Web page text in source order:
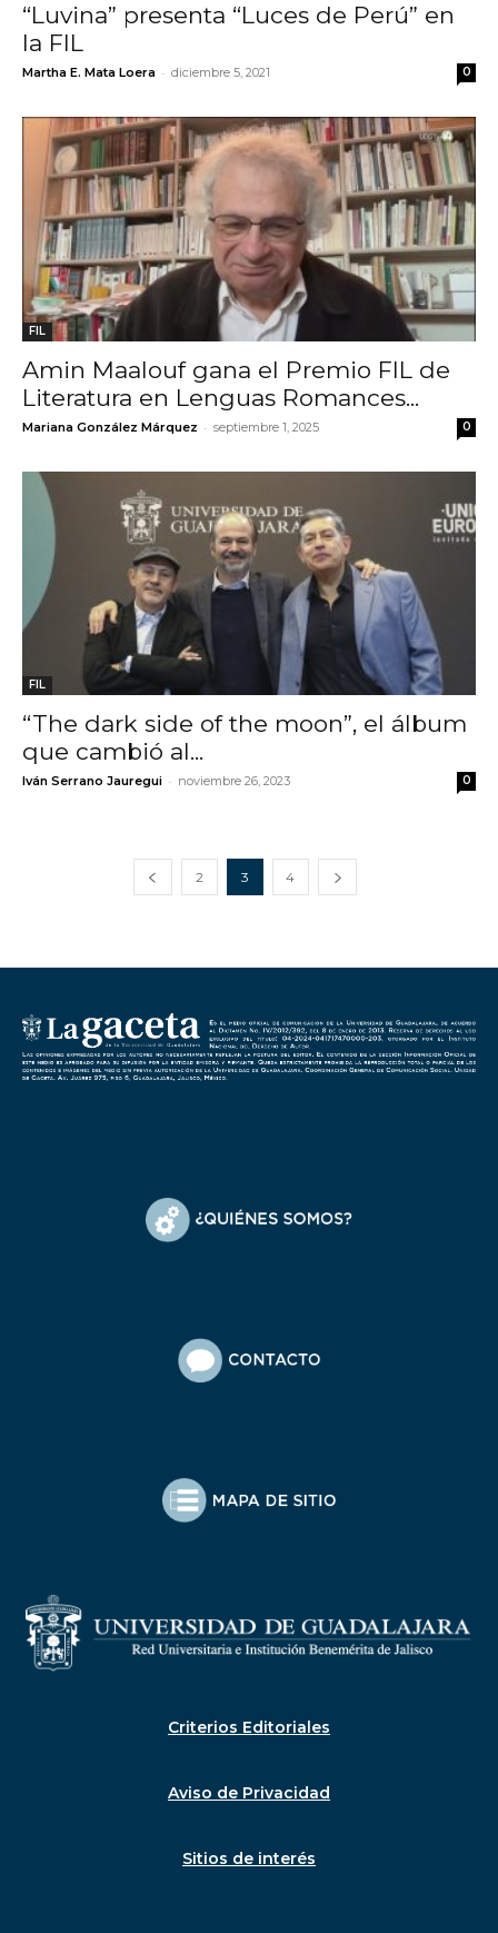
“Luvina” presenta “Luces de Perú” en
la FIL
Martha E. Mata Loera - diciembre 5, 2021 0
FIL
Amin Maalouf gana el Premio FIL de
Literatura en Lenguas Romances...
Mariana González Márquez - septiembre 1, 2025 0
FIL
“The dark side of the moon”, el álbum
que cambió al...
Iván Serrano Jauregui - noviembre 26, 2023 0
2 3 4
Criterios Editoriales
Aviso de Privacidad
Sitios de interés